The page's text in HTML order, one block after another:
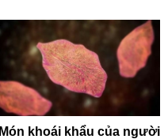
Món khoái khẩu của người